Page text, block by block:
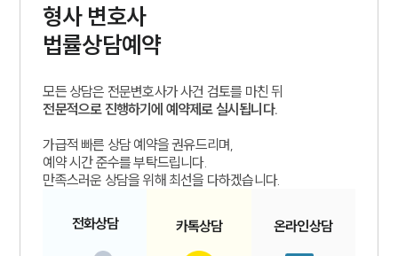
형사변호사
법률상담예약
모든 상담은 전문변호사가 사건 검토를 마친 뒤
전문적으로 진행하기에 예약제로 실시됩니다.
가급적 빠른 상담 예약을 권유드리며,
예약 시간 준수를 부탁드립니다.
만족스러운 상담을 위해 최선을 다하겠습니다.
전화상담 카톡상담 온라인상담